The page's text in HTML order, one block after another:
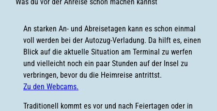
An starken An- und Abreisetagen kann es schon einmal
voll werden bei der Autozug-Verladung. Da hilft es, einen
Blick auf die aktuelle Situation am Terminal zu werfen
und vielleicht noch ein paar Stunden auf der Insel zu
verbringen, bevor du die Heimreise antrittst.
Zu den Webcams.
Traditionell kommt es vor und nach Feiertagen oder in